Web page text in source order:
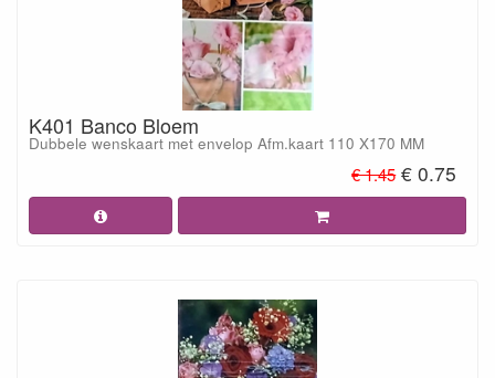
K401 Banco Bloem
Dubbele wenskaart met envelop Afm.kaart 110 X170 MM
€ 1.45 € 0.75